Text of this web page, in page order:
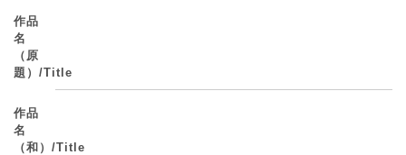
作品
名
（原
題）/Title
作品
名
（和）/Title